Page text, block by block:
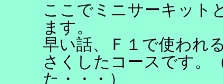
ここでミニサーキット
ます。
早い話、Ｆ１で使われ
さくしたコースです。
た・・・）